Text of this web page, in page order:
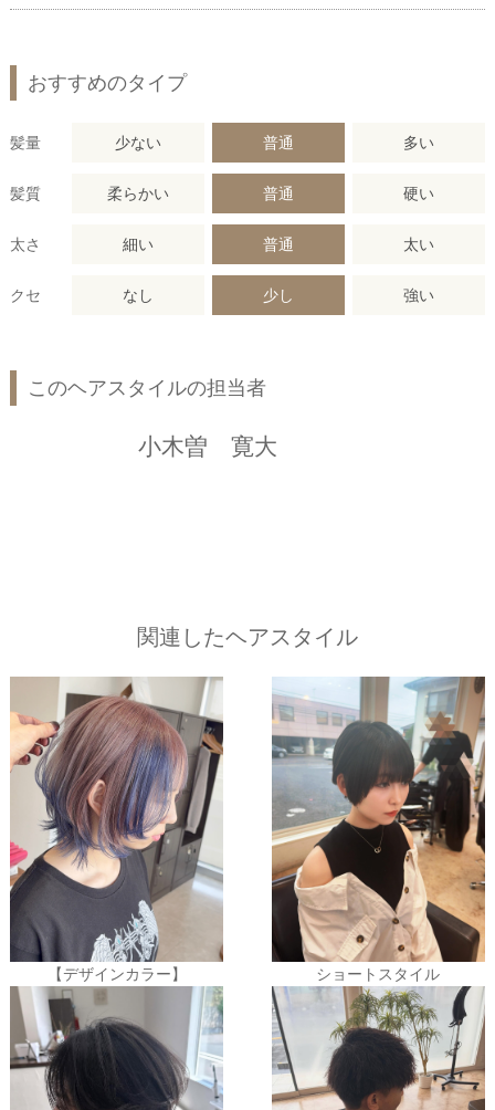
おすすめのタイプ
髪量 少ない 普通 多い
髪質 柔らかい 普通 硬い
太さ 細い 普通 太い
クセ なし 少し 強い
このヘアスタイルの担当者
小木曽 寛大
関連したヘアスタイル
【デザインカラー】 ショートスタイル